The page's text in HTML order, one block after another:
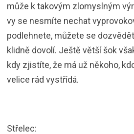
může k takovým zlomyslným
vy se nesmíte nechat
podlehnete, můžete se
klidně dovolí. Ještě větší šok
kdy zjistíte, že má už někoho,
velice rád vystřídá.
Střelec: